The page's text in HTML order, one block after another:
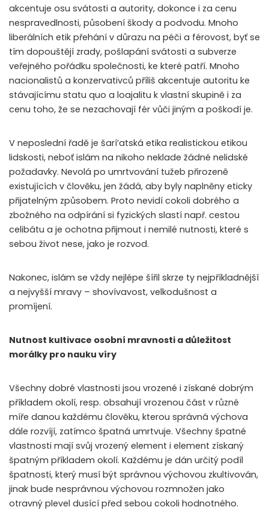
akcentuje osu svátosti a autority, dokonce i za cenu
nespravedlnosti, působení škody a podvodu. Mnoho
liberálních etik přehání v důrazu na péči a férovost, byť se
tím dopouštějí zrady, pošlapání svátosti a subverze
veřejného pořádku společnosti, ke které patří. Mnoho
nacionalistů a konzervativců příliš akcentuje autoritu ke
stávajícímu statu quo a loajalitu k vlastní skupině i za
cenu toho, že se nezachovají fér vůči jiným a poškodí je.
V neposlední řadě je šarí’atská etika realistickou etikou
lidskosti, neboť islám na nikoho neklade žádné nelidské
požadavky. Nevolá po umrtvování tužeb přirozeně
existujících v člověku, jen žádá, aby byly naplněny eticky
přijatelným způsobem. Proto nevidí cokoli dobrého a
zbožného na odpírání si fyzických slastí např. cestou
celibátu a je ochotna přijmout i nemilé nutnosti, které s
sebou život nese, jako je rozvod.
Nakonec, islám se vždy nejlépe šířil skrze ty nejpříkladnější
a nejvyšší mravy – shovívavost, velkodušnost a
promíjení.
Nutnost kultivace osobní mravnosti a důležitost
morálky pro nauku víry
Všechny dobré vlastnosti jsou vrozené i získané dobrým
příkladem okolí, resp. obsahují vrozenou část v různé
míře danou každému člověku, kterou správná výchova
dále rozvíjí, zatímco špatná umrtvuje. Všechny špatné
vlastnosti mají svůj vrozený element i element získaný
špatným příkladem okolí. Každému je dán určitý podíl
špatnosti, který musí být správnou výchovou zkultivován,
jinak bude nesprávnou výchovou rozmnožen jako
otravný plevel dusící před sebou cokoli hodnotného.